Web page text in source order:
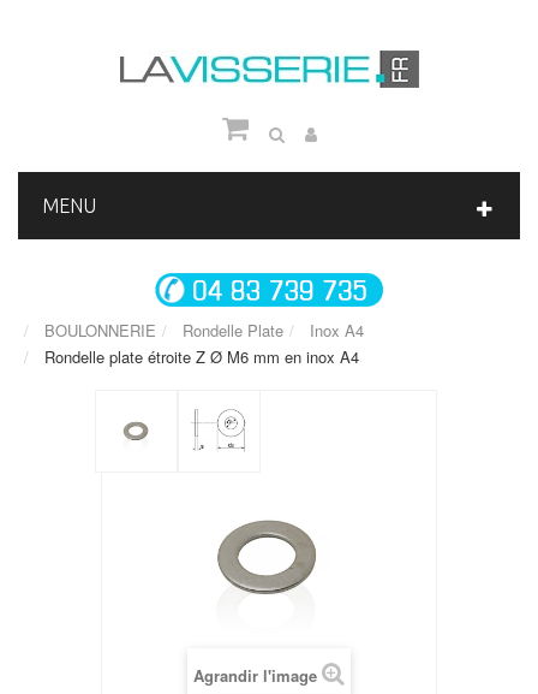
MENU
BOULONNERIE Rondelle Plate
Inox A4
Rondelle plate étroite Z Ø M6 mm en inox A4
Agrandir l'image